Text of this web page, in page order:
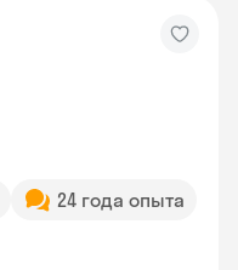
24 года опыта